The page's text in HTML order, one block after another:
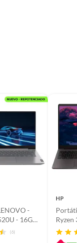
-
- 16GB
SSD - 14"
V14 G4
(6)
HP
Ryzen